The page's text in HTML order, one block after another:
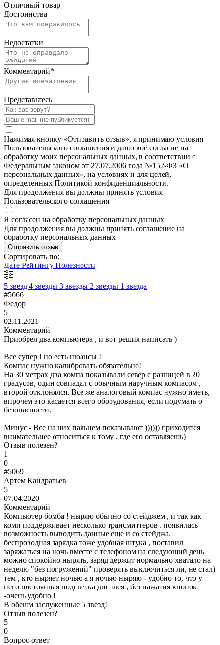
Отличный товар
Достоинства
Недостатки
Комментарий*
Представьтесь
Нажимая кнопку «Отправить отзыв», я принимаю условия
Пользовательского соглашения и даю своё согласие на
обработку моих персональных данных, в соответствии с
Федеральным законом от 27.07.2006 года №152-ФЗ «О
персональных данных», на условиях и для целей,
определенных Политикой конфиденциальности.
Для продолжения вы должны принять условия
Пользовательского соглашения
Я согласен на обработку персональных данных
Для продолжения вы должны принять соглашение на
обработку персональных данных
Отправить отзыв
Сортировать по:
Дате Рейтингу Полезности
5 звезд 4 звезды 3 звезды 2 звезды 1 звезда
#5666
Федор
5
02.11.2021
Комментарий
Приобрел два компьютера , и вот решил написать )
Все супер ! но есть нюансы !
Компас нужно калибровать обязательно!
На 30 метрах два компа показывали север с разницей в 20
градусов, один совпадал с обычным наручным компасом ,
второй отклонялся. Все же аналоговый компас нужно иметь,
впрочем это касается всего оборудования, если подумать о
безопасности.
Минус - Все на них пальцем показывают )))))) приходится
внимательнее относиться к тому , где его оставляешь)
Отзыв полезен?
1
0
#5069
Артем Кандратьев
5
07.04.2020
Комментарий
Компьютер бомба ! ныряю обычно со стейджем , и так как
комп поддерживает несколько трансмиттеров , появилась
возможность выводить данные еще и со стейджа.
беспроводная зарядка тоже удобная штука , поставил
заряжаться на ночь вместе с телефоном на следующий день
можно спокойно нырять, заряд держит нормально хватало на
неделю "без погружений" проверять выключиться ли, не стал)
тем , кто ныряет ночью а я ночью ныряю - удобно то, что у
него постоянная подсветка дисплея , без нажатия кнопок
-очень удобно !
В обещм заслуженные 5 звезд!
Отзыв полезен?
5
0
Вопрос-ответ